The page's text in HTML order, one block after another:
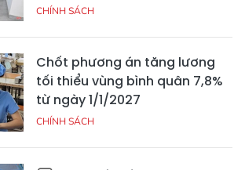
CHÍNH SÁCH
Chốt phương án tăng lương
tối thiểu vùng bình quân 7,8%
từ ngày 1/1/2027
CHÍNH SÁCH